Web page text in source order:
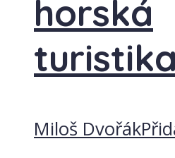
horská
turistika
Miloš Dvořák